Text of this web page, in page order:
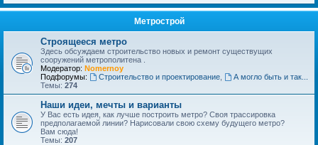
Метрострой
Строящееся метро
Здесь обсуждаем строительство новых и ремонт существущих
сооружений метрополитена .
Модератор: Nomernoy
Подфорумы:
Строительство и проектирование,
А могло быть и так...
Темы: 274
Наши идеи, мечты и варианты
У Вас есть идея, как лучше построить метро? Своя трассировка
предполагаемой линии? Нарисовали свою схему будущего метро?
Вам сюда!
Темы: 207